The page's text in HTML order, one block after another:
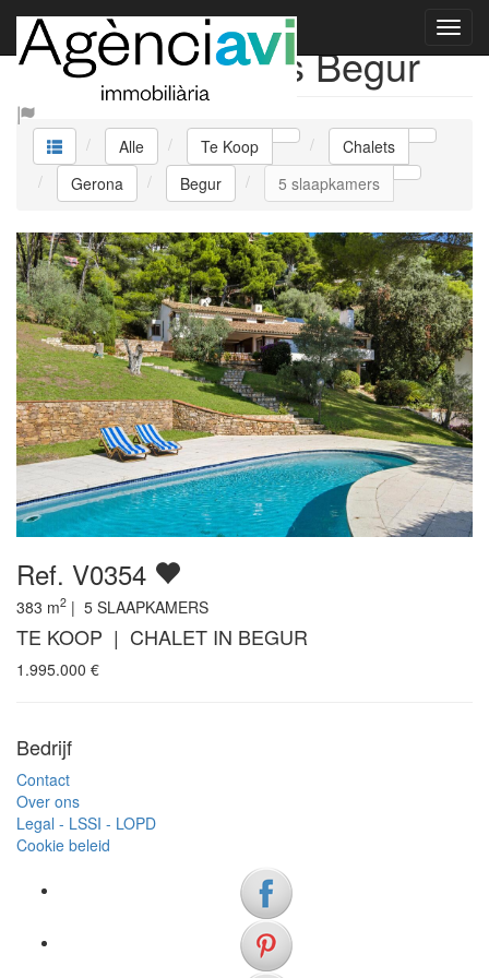
Te Koop Chalets Begur
Alle Te Koop
Chalets
Gerona
Begur 5 slaapkamers
Ref. V0354
383 m2 | 5 SLAAPKAMERS
TE KOOP | CHALET IN BEGUR
1.995.000 €
Bedrijf
Contact
Over ons
Legal - LSSI - LOPD
Cookie beleid